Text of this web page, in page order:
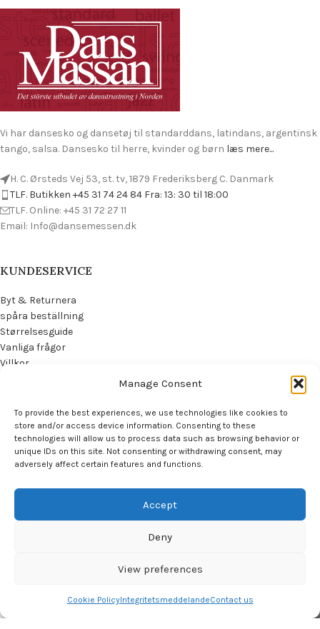
Manage Consent
To provide the best experiences, we use technologies like cookies to
store and/or access device information. Consenting to these
technologies will allow us to process data such as browsing behavior or
unique IDs on this site. Not consenting or withdrawing consent, may
adversely affect certain features and functions.
Accept
Deny
View preferences
Cookie PolicyIntegritetsmeddelandeContact us
Vi har dansesko og dansetøj til standarddans, latindans, argentinsk
tango, salsa. Dansesko til herre, kvinder og børn læs mere...
H. C. Ørsteds Vej 53, st. tv, 1879 Frederiksberg C. Danmark
TLF. Butikken +45 31 74 24 84 Fra: 13: 30 til 18:00
TLF. Online: +45 31 72 27 11
Email: Info@dansemessen.dk
KUNDESERVICE
Byt & Returnera
spåra beställning
Størrelsesguide
Vanliga frågor
Villkor
Dansemessen 2022 CREATED BYDANSEMESSEN. PREMIUM Dance SOLUTIONS.
Få vår nyhetsbrev
Var den första att se våra senaste trender och få
My account